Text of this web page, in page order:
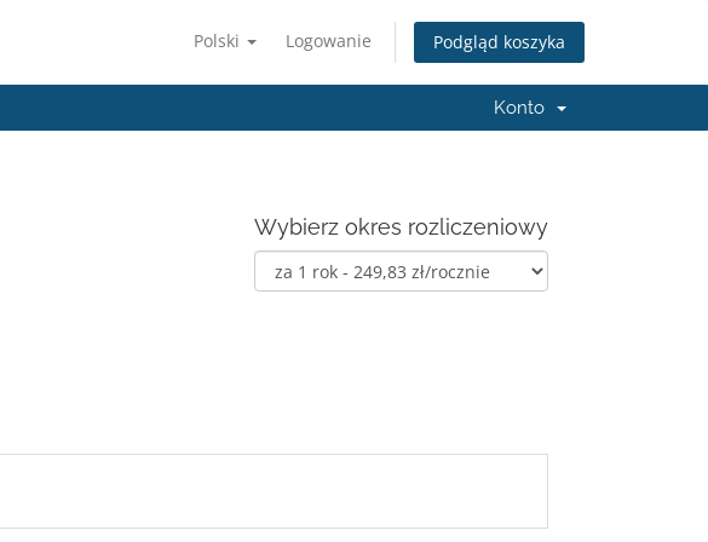
Polski Logowanie Podgląd koszyka
Konto
Wybierz okres rozliczeniowy